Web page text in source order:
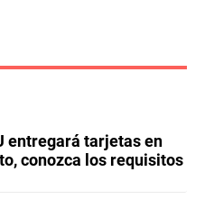
entregará tarjetas en
conozca los requisitos